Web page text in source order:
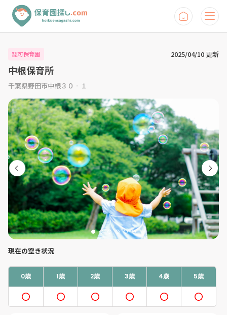
認可保育園 2025/04/10 更新
中根保育所
千葉県野田市中根３０‐１
現在の空き状況
0歳 1歳 2歳 3歳 4歳 5歳